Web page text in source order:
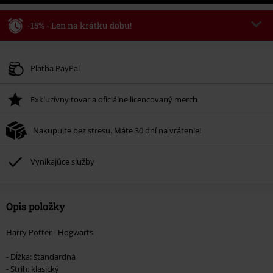
-15% - Len na krátku dobu!
Platné do 8/9/26
Po zadaní kódu v košíku, sa zľava uplatní automaticky.
Nemožno kombinovať s inými akciovými kódmi. Zľava sa nevzťahuje na:
knihy, médiá, vstupenky, Rammstein, (Till) Lindemann, Böhse Onkelz,
ktorých kúpou podporíte nadáciu.
Platba PayPal
Exkluzívny tovar a oficiálne licencovaný merch
Nakupujte bez stresu. Máte 30 dní na vrátenie!
Vynikajúce služby
Opis položky
Harry Potter - Hogwarts
- Dĺžka: štandardná
- Strih: klasický